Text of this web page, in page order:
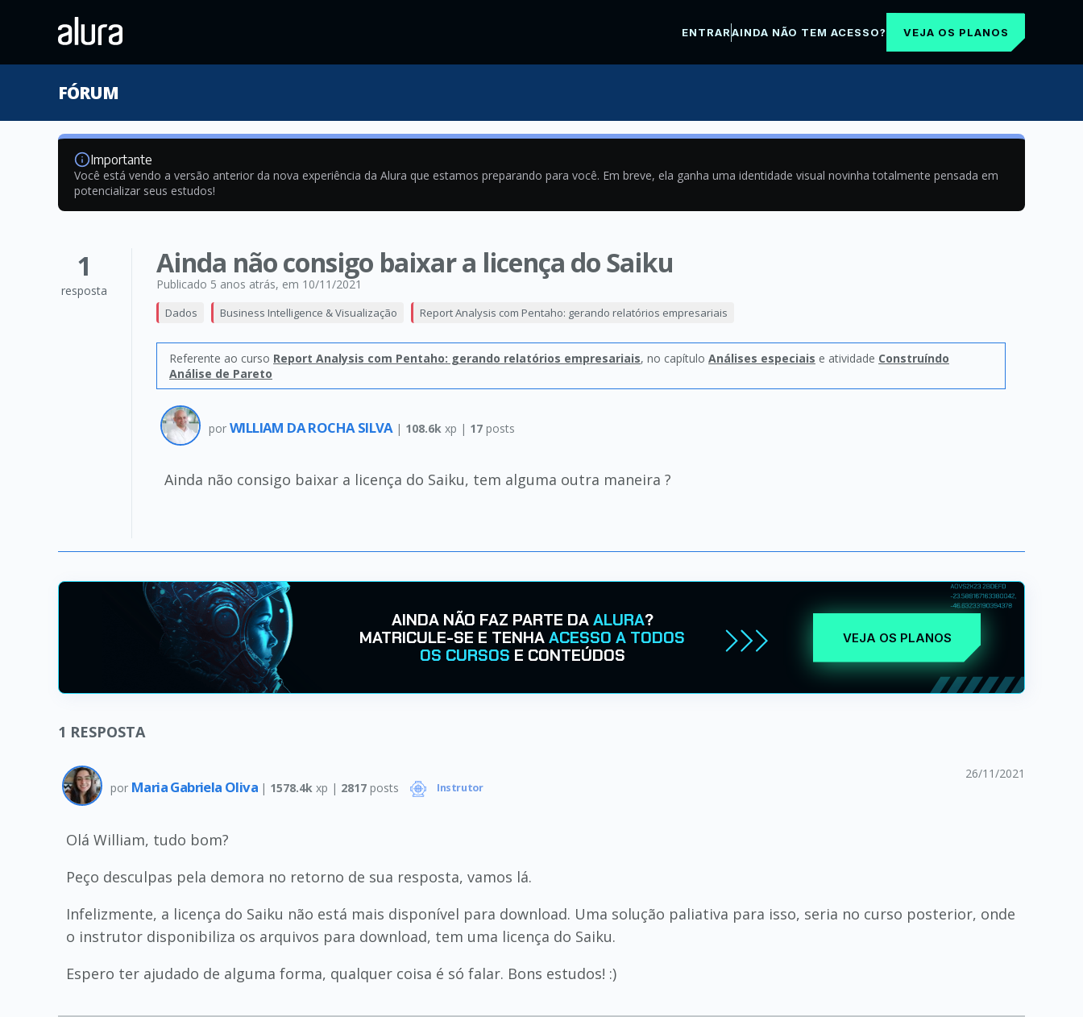
ENTRARAINDA NÃO TEM ACESSO? VEJA OS PLANOS
FÓRUM
Importante
Você está vendo a versão anterior da nova experiência da Alura que estamos preparando para você. Em breve, ela ganha uma identidade visual novinha totalmente pensada em
potencializar seus estudos!
1
resposta
Ainda não consigo baixar a licença do Saiku
Publicado 5 anos atrás, em 10/11/2021
Dados Business Intelligence & Visualização Report Analysis com Pentaho: gerando relatórios empresariais
Referente ao curso Report Analysis com Pentaho: gerando relatórios empresariais, no capítulo Análises especiais e atividade Construíndo
Análise de Pareto
por WILLIAM DA ROCHA SILVA | 108.6k xp | 17 posts
Ainda não consigo baixar a licença do Saiku, tem alguma outra maneira ?
AINDA NÃO FAZ PARTE DAALURA?
MATRICULE-SE E TENHAACESSO A TODOS
OS CURSOS E CONTEÚDOS
VEJA OS PLANOS
1 RESPOSTA
por Maria Gabriela Oliva | 1578.4k xp | 2817 posts Instrutor
26/11/2021
Olá William, tudo bom?
Peço desculpas pela demora no retorno de sua resposta, vamos lá.
Infelizmente, a licença do Saiku não está mais disponível para download. Uma solução paliativa para isso, seria no curso posterior, onde
o instrutor disponibiliza os arquivos para download, tem uma licença do Saiku.
Espero ter ajudado de alguma forma, qualquer coisa é só falar. Bons estudos! :)